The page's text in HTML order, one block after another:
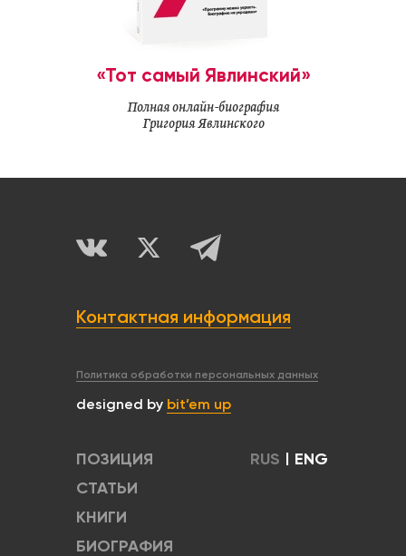
«Тот самый Явлинский»
Полная онлайн-биография
Григория Явлинского
Контактная информация
Политика обработки персональных данных
designed by bit’em up
ПОЗИЦИЯ
СТАТЬИ
КНИГИ
БИОГРАФИЯ
RUS | ENG